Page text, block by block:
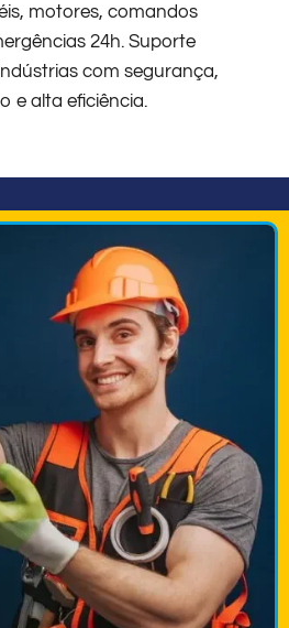
motores, comandos
24h. Suporte
com segurança,
e alta eficiência.